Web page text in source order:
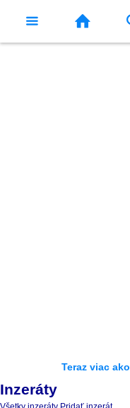
Teraz viac ako
Inzeráty